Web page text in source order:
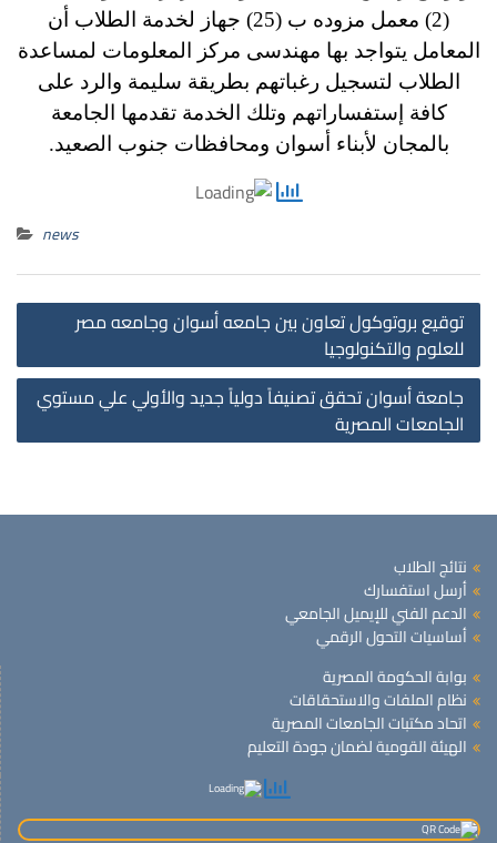
(2) معمل مزوده ب (25) جهاز لخدمة الطلاب
أن
المعامل يتواجد بها مهندسى مركز المعلومات لمساعدة
الطلاب لتسجيل رغباتهم بطريقة سليمة والرد على
كافة إستفساراتهم وتلك الخدمة تقدمها الجامعة
بالمجان لأبناء أسوان ومحافظات جنوب الصعيد.
news
توقيع بروتوكول تعاون بين جامعه أسوان وجامعه مصر
للعلوم والتكنولوجيا
جامعة أسوان تحقق تصنيفاً دولياً جديد والأولي علي مستوي
الجامعات المصرية
نتائج الطلاب
أرسل استفسارك
الدعم الفني للإيميل الجامعي
أساسيات التحول الرقمي
بوابة الحكومة المصرية
نظام الملفات والاستحقاقات
اتحاد مكتبات الجامعات المصرية
الهيئة القومية لضمان جودة التعليم